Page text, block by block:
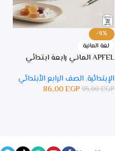
-9%
لغة المانية
APFEL الماني رابعة ابتدائي
الإبتدائية, الصف الرابع الأبتدائي
95,00EGP
86,00EGP